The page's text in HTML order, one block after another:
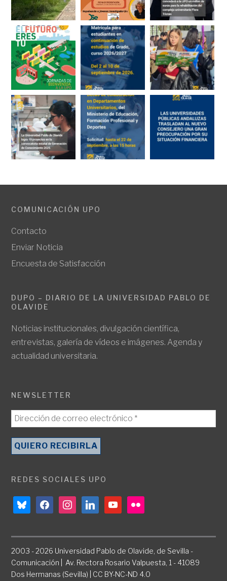
COMUNICACIÓN UPO
Contacto
Enviar Noticia
Encuesta de Satisfacción
DUPO – DIARIO DE LA UNIVERSIDAD PABLO DE
OLAVIDE
Noticias institucionales, divulgación científica,
entrevistas, galería de vídeos e imágenes. Agenda y
actualidad universitaria.
NEWSLETTER
REDES SOCIALES UPO
blueskyfacebookinstagramlinkedinyoutubeflickr
2003 - 2026 Universidad Pablo de Olavide, de Sevilla -
Comunicación | Av. Rectora Rosario Valpuesta, 1 - 41089
Dos Hermanas (Sevilla) | CC BY-NC-ND 4.0